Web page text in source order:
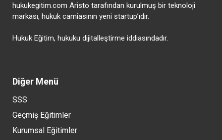
hukukegitim.com Aristo tarafından kurulmuş bir teknoloji
markası, hukuk camiasının yeni startup’ıdır.
Hukuk Eğitim, hukuku dijitalleştirme iddiasındadır.
Diğer Menü
SSS
Geçmiş Eğitimler
Kurumsal Eğitimler